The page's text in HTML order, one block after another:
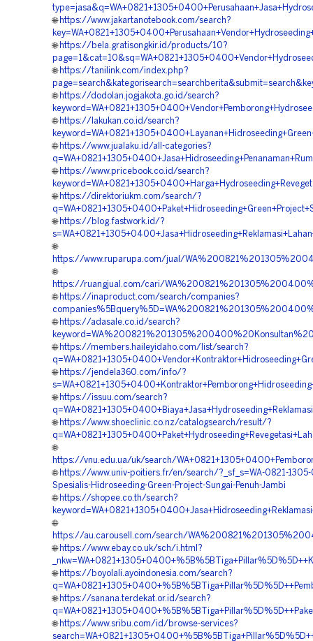
🌐 https://www.jakartanotebook.com/search?
🌐 https://bela.gratisongkir.id/products/10?
🌐 https://tanilink.com/index.php?
🌐 https://dodolan.jogjakota.go.id/search?
🌐 https://lakukan.co.id/search?
🌐 https://www.jualaku.id/all-categories?
🌐 https://www.pricebook.co.id/search?
🌐 https://direktoriukm.com/search/?
🌐 https://blog.fastwork.id/?
🌐
https://www.ruparupa.com/jual/
🌐
https://ruangjual.com/cari/
🌐 https://inaproduct.com/search/companies?
🌐 https://adasale.co.id/search?
🌐 https://members.haileyidaho.com/list/search?
🌐 https://jendela360.com/info/?
🌐 https://issuu.com/search?
🌐 https://www.shoeclinic.co.nz/catalogsearch/result/?
🌐
https://vnu.edu.ua/uk/search/
🌐 https://www.univ-poitiers.fr/en/search/?_sf_s=WA-0821-
Spesialis-Hidroseeding-Green-Project-Sungai-Penuh-Jambi
🌐 https://shopee.co.th/search?
🌐
https://au.carousell.com/search/
🌐 https://www.ebay.co.uk/sch/i.html?
🌐 https://boyolali.ayoindonesia.com/search?
🌐 https://sanana.terdekat.or.id/search?
🌐 https://www.sribu.com/id/browse-services?